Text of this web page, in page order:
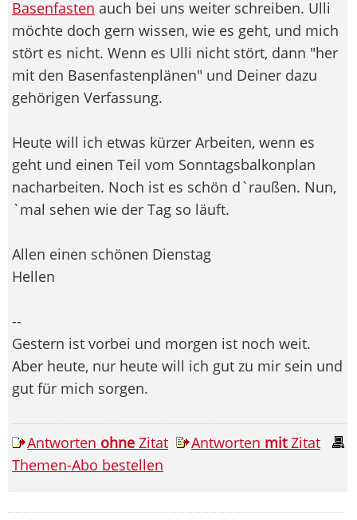
Basenfasten auch bei uns weiter schreiben. Ulli
möchte doch gern wissen, wie es geht, und mich
stört es nicht. Wenn es Ulli nicht stört, dann "her
mit den Basenfastenplänen" und Deiner dazu
gehörigen Verfassung.
Heute will ich etwas kürzer Arbeiten, wenn es
geht und einen Teil vom Sonntagsbalkonplan
nacharbeiten. Noch ist es schön d`raußen. Nun,
`mal sehen wie der Tag so läuft.
Allen einen schönen Dienstag
Hellen
--
Gestern ist vorbei und morgen ist noch weit.
Aber heute, nur heute will ich gut zu mir sein und
gut für mich sorgen.
Antworten ohne Zitat Antworten mitZitat
Themen-Abo bestellen